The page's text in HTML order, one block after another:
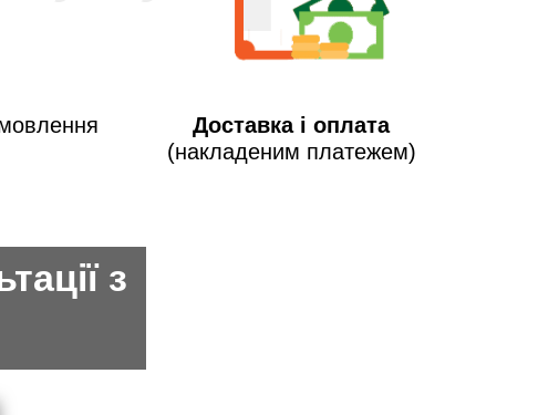
Доставка і оплата
(накладеним платежем)
з